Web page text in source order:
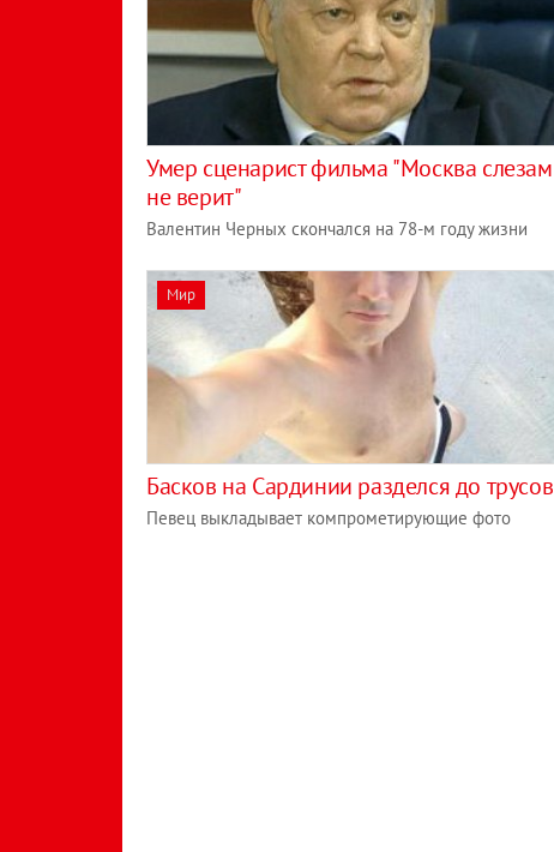
Умер сценарист фильма "Москва слезам
не верит"
Валентин Черных скончался на 78-м году жизни
Мир
Басков на Сардинии разделся до трусов
Певец выкладывает компрометирующие фото